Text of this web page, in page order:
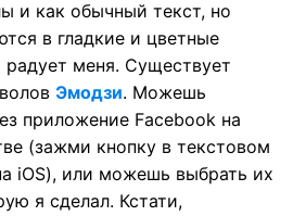
и как обычный текст, но
в гладкие и цветные
радует меня. Существует
Эмодзи. Можешь
приложение Facebook на
(зажми кнопку в текстовом
iOS), или можешь выбрать их
я сделал. Кстати,